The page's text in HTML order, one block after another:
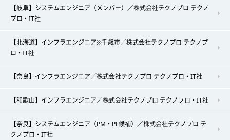
【岐阜】システムエンジニア（メンバー）／株式会社テクノプロ テクノ
プロ・IT社
【北海道】インフラエンジニア※千歳市／株式会社テクノプロ テクノプ
ロ・IT社
【奈良】インフラエンジニア／株式会社テクノプロ テクノプロ・IT社
【和歌山】インフラエンジニア／株式会社テクノプロ テクノプロ・IT社
【奈良】システムエンジニア（PM・PL候補）／株式会社テクノプロ テ
クノプロ・IT社